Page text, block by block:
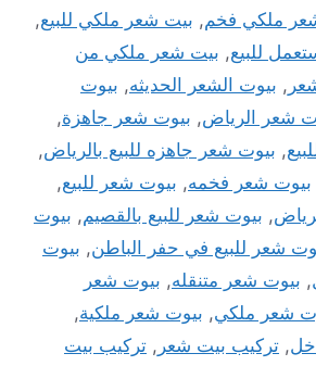
ملكي فخم, بيت شعر ملكي للبيع,
للبيع, بيت شعر ملكي من
, بيوت الشعر الحديثه, بيوت
شعر الرياض, بيوت شعر جاهزة,
, بيوت شعر جاهزه للبيع بالرياض,
بيوت شعر فخمه, بيوت شعر للبيع,
, بيوت شعر للبيع بالقصيم, بيوت
شعر للبيع في حفر الباطن, بيوت
, بيوت شعر متنقله, بيوت شعر
شعر ملكي, بيوت شعر ملكية,
, تركيب بيت شعر , تركيب بيت